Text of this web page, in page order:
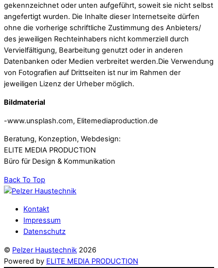
gekennzeichnet oder unten aufgeführt, soweit sie nicht selbst
angefertigt wurden. Die Inhalte dieser Internetseite dürfen
ohne die vorherige schriftliche Zustimmung des Anbieters/
des jeweiligen Rechteinhabers nicht kommerziell durch
Vervielfältigung, Bearbeitung genutzt oder in anderen
Datenbanken oder Medien verbreitet werden.Die Verwendung
von Fotografien auf Drittseiten ist nur im Rahmen der
jeweiligen Lizenz der Urheber möglich.
Bildmaterial
-www.unsplash.com, Elitemediaproduction.de
Beratung, Konzeption, Webdesign:
ELITE MEDIA PRODUCTION
Büro für Design & Kommunikation
Back To Top
Kontakt
Impressum
Datenschutz
© Pelzer Haustechnik 2026
Powered by ELITE MEDIA PRODUCTION